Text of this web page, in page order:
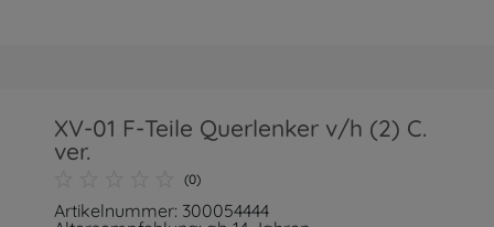
XV-01 F-Teile Querlenker v/h (2) C.
ver.
(0)
Artikelnummer: 300054444